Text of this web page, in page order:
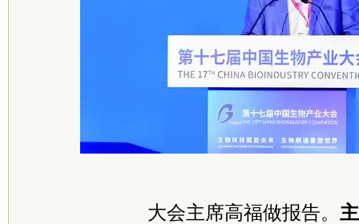
大会主席高福做报告。